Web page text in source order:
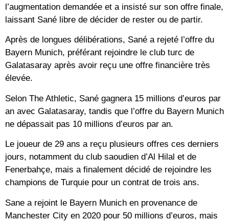
l’augmentation demandée et a insisté sur son offre finale,
laissant Sané libre de décider de rester ou de partir.
Après de longues délibérations, Sané a rejeté l’offre du
Bayern Munich, préférant rejoindre le club turc de
Galatasaray après avoir reçu une offre financière très
élevée.
Selon The Athletic, Sané gagnera 15 millions d’euros par
an avec Galatasaray, tandis que l’offre du Bayern Munich
ne dépassait pas 10 millions d’euros par an.
Le joueur de 29 ans a reçu plusieurs offres ces derniers
jours, notamment du club saoudien d’Al Hilal et de
Fenerbahçe, mais a finalement décidé de rejoindre les
champions de Turquie pour un contrat de trois ans.
Sane a rejoint le Bayern Munich en provenance de
Manchester City en 2020 pour 50 millions d’euros, mais